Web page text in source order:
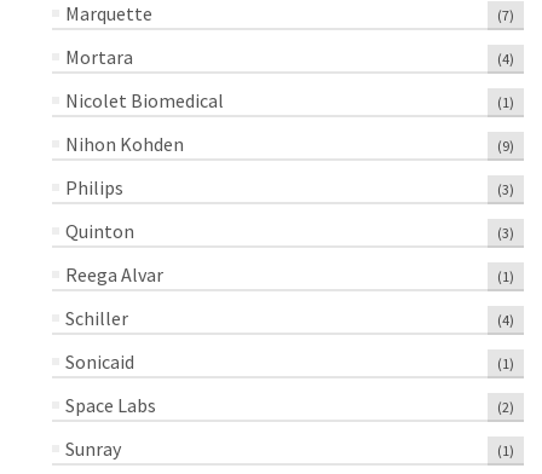
Marquette (7)
Mortara (4)
Nicolet Biomedical (1)
Nihon Kohden (9)
Philips (3)
Quinton (3)
Reega Alvar (1)
Schiller (4)
Sonicaid (1)
Space Labs (2)
Sunray (1)